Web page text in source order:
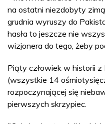
na ostatni niezdobyty
grudnia wyruszy do
hasła to jeszcze nie
wizjonera do tego, żeby
Piąty człowiek w historii z
(wszystkie 14
rozpoczynającej się
pierwszych skrzypiec.